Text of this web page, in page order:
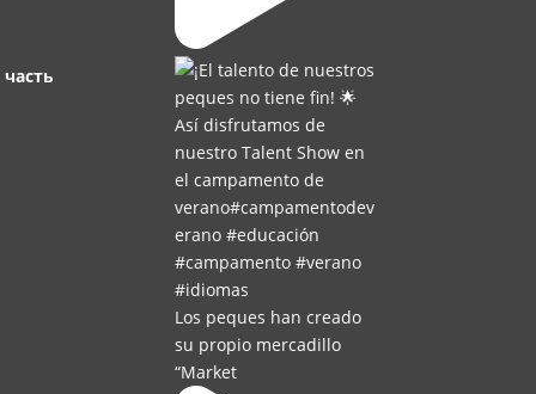
Los peques han creado
su propio mercadillo
“Market